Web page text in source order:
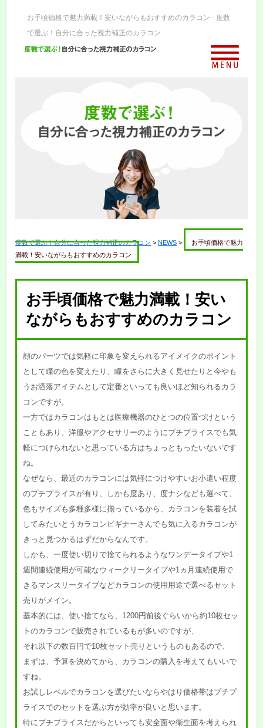
お手頃価格で魅力満載！安いながらもおすすめのカラコン - 度数
で選ぶ！自分に合った視力補正のカラコン
度数で選ぶ！自分に合った視力補正のカラコン > NEWS >
お手頃価格で魅力
満載！安いながらもおすすめのカラコン
お手頃価格で魅力満載！安い
ながらもおすすめのカラコン
顔のパーツでは気軽に印象を変えられるアイメイクのポイント
として瞳の色を変えたり、瞳をさらに大きく見せたりと今やも
うお洒落アイテムとして定番といっても良いほど知られるカラ
コンですが。
一方ではカラコンはもとは医療機器のひとつの位置づけという
こともあり、洋服やアクセサリーのようにプチプライスでも気
軽につけられないと思っている方はちょっともったいないです
ね。
なぜなら、最近のカラコンには気軽につけやすいお小遣い程度
のプチプライスが有り、しかも度あり、度ナシなども選べて、
色もサイズも多種多様に揃っているから、カラコンを装着を試
してみたいとうカラコンビギナーさんでも気に入るカラコンが
きっと見つかるはずだからなんです。
しかも、一度使い切りで捨てられるようなワンデータイプや1
週間連続使用が可能なウィークリータイプや1ヵ月連続使用で
きるマンスリータイプなどカラコンの使用用途で選べるセット
売りがメイン。
基本的には、使い捨てなら、1200円前後ぐらいから約10枚セッ
トのカラコンで販売されているもが多いのですが、
それ以下の数百円で10枚セット売りというものもあるので、
まずは、予算を決めてから、カラコンの購入を考えてもいいで
すね。
お試しレベルでカラコンを選びたいならやはり価格帯はプチプ
ライスでのセットを選ぶ方が効率が良いと思います。
特にプチプライスだからといっても安全面や衛生面を考えられ